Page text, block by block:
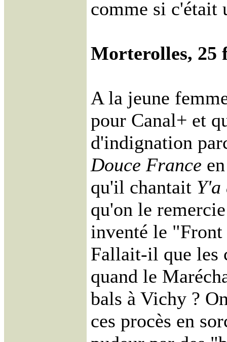
comme si c'était
Morterolles, 25
A la jeune
pour Canal+ et
d'indignation
Douce France
qu'il chantait
qu'on le
inventé le
Fallait-il que les
quand le
bals à Vichy ?
ces procès en